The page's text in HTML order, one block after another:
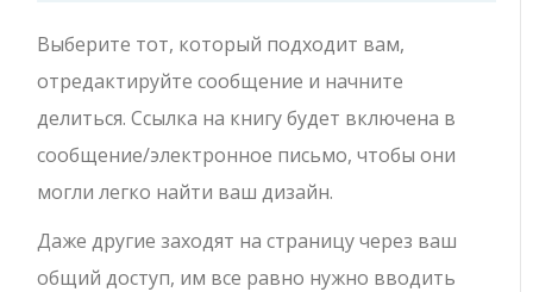
Выберите тот, который подходит вам,
отредактируйте сообщение и начните
делиться. Ссылка на книгу будет включена в
сообщение/электронное письмо, чтобы они
могли легко найти ваш дизайн.
Даже другие заходят на страницу через ваш
общий доступ, им все равно нужно вводить